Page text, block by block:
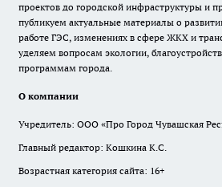
проектов до городской инфраструктуры и
публикуем актуальные материалы о
работе ГЭС, изменениях в сфере ЖКХ и
уделяем вопросам экологии,
программам города.
О компании
Учредитель: ООО «Про Город Чувашская
Главный редактор: Кошкина К.С.
Возрастная категория сайта: 16+